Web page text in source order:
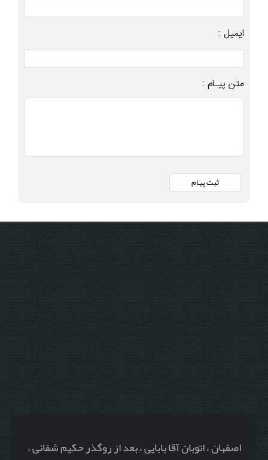
ایمیل :
متن پیـام :
اصفهان ، اتوبان آقا بابایی ، بعد از روگذر حکیم شفائی ،